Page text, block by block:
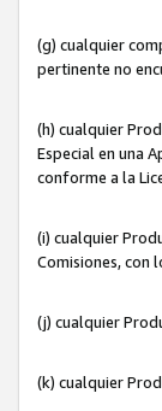
(g) cualquier
pertinente no
(h) cualquier
Especial en una
conforme a la
(i) cualquier
Comisiones, con
(j) cualquier
(k) cualquier